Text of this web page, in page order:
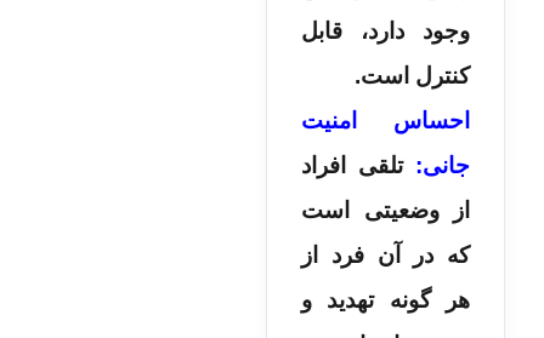
وجود دارد، قابل
کنترل است.
احساس امنیت
جانی: تلقی افراد
از وضعیتی است
که در آن فرد از
هر گونه تهدید و